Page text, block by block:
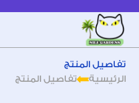
تفاصيل المنتج
الرئيسية
تفاصيل المنتج